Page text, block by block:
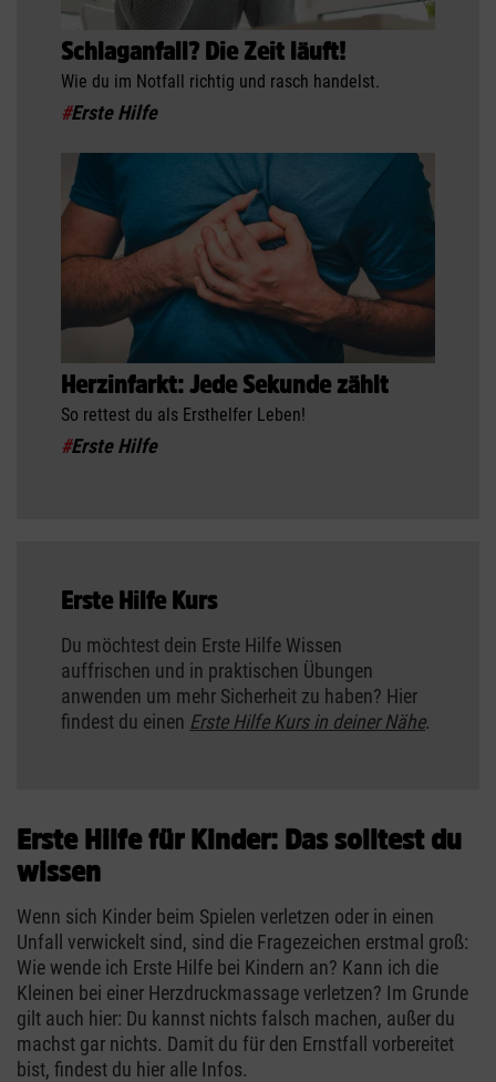
Schlaganfall? Die Zeit läuft!
Wie du im Notfall richtig und rasch handelst.
#Erste Hilfe
Herzinfarkt: Jede Sekunde zählt
So rettest du als Ersthelfer Leben!
#Erste Hilfe
Erste Hilfe Kurs
Du möchtest dein Erste Hilfe Wissen
auffrischen und in praktischen Übungen
anwenden um mehr Sicherheit zu haben? Hier
findest du einen Erste Hilfe Kurs in deiner Nähe.
Erste Hilfe für Kinder: Das solltest du
wissen
Wenn sich Kinder beim Spielen verletzen oder in einen
Unfall verwickelt sind, sind die Fragezeichen erstmal groß:
Wie wende ich Erste Hilfe bei Kindern an? Kann ich die
Kleinen bei einer Herzdruckmassage verletzen? Im Grunde
gilt auch hier: Du kannst nichts falsch machen, außer du
machst gar nichts. Damit du für den Ernstfall vorbereitet
bist, findest du hier alle Infos.